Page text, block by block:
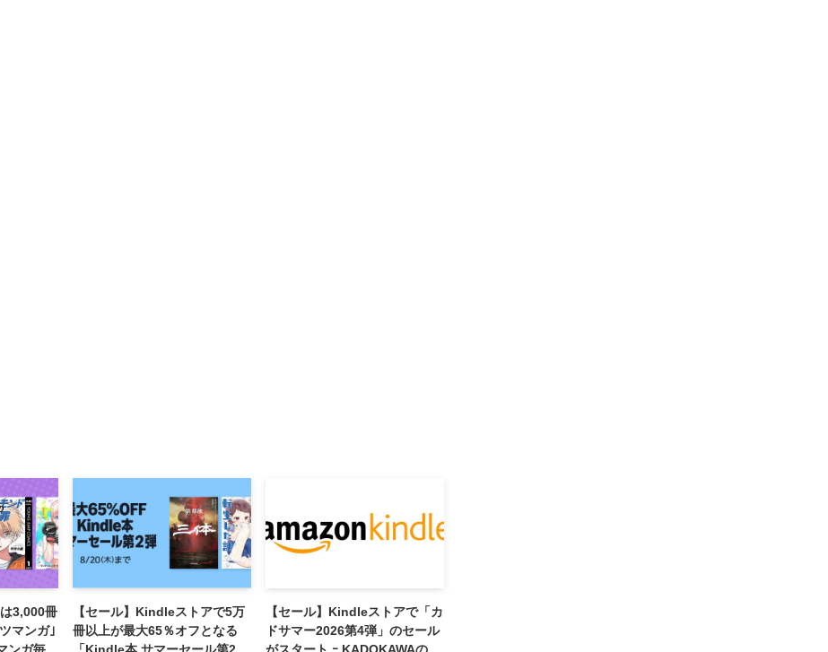
3,000冊
マンガ｣
【セール】Kindleストアで5万
冊以上が最大65％オフとなる
【セール】Kindleストアで「カ
ドサマー2026第4弾」のセール